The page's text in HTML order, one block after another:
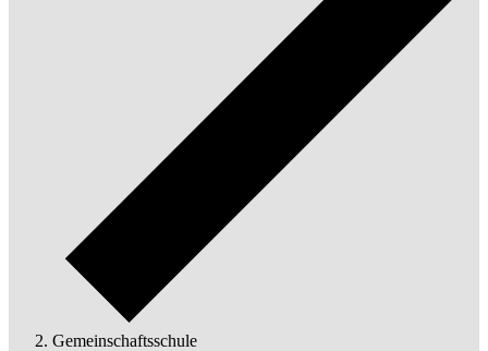
Gemeinschaftsschule